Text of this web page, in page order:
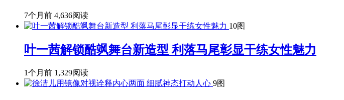
7个月前 4,636阅读
10图
叶一茜解锁酷飒舞台新造型 利落马尾彰显干练女性魅力
1个月前 1,329阅读
9图